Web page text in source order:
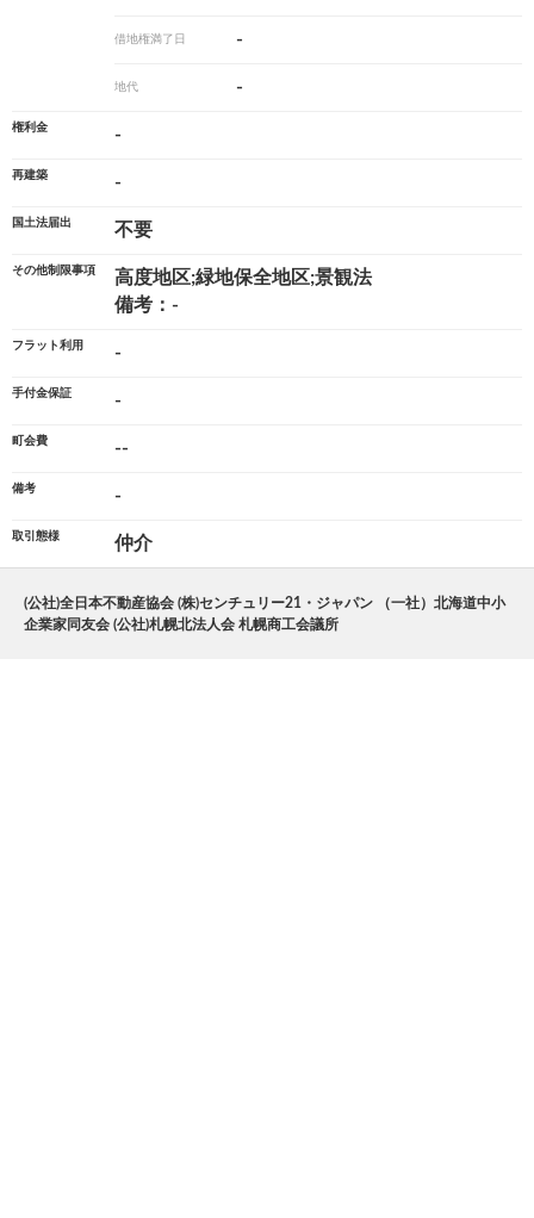
借地権満了日 -
地代 -
権利金 -
再建築 -
国土法届出 不要
その他制限事項
高度地区;緑地保全地区;景観法
備考：-
フラット利用 -
手付金保証 -
町会費 --
備考 -
取引態様 仲介
(公社)全日本不動産協会 (株)センチュリー21・ジャパン （一社）北海道中小
企業家同友会 (公社)札幌北法人会 札幌商工会議所